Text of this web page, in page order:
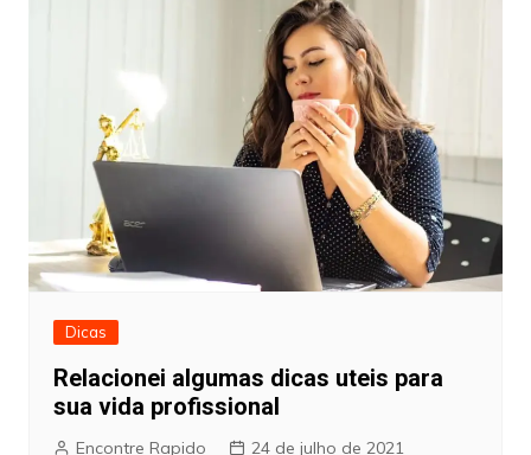
Dicas
Relacionei algumas dicas uteis para
sua vida profissional
Encontre Rapido 24 de julho de 2021